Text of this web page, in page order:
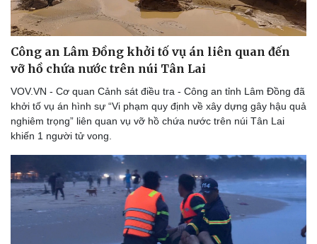
Sức khỏe
Cây thuốc
Sản phụ khoa
Nhi khoa
Nam khoa
Phòng mạch online
Ăn sạch sống khỏe
Đời sống
Tình yêu - Gia đình
Công an Lâm Đồng khởi tố vụ án liên quan đến
vỡ hồ chứa nước trên núi Tân Lai
VOV.VN - Cơ quan Cảnh sát điều tra - Công an tỉnh Lâm Đồng đã
khởi tố vụ án hình sự “Vi phạm quy định về xây dựng gây hậu quả
nghiêm trọng” liên quan vụ vỡ hồ chứa nước trên núi Tân Lai
khiến 1 người tử vong.